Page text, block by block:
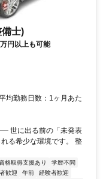
士)
円以上も可能
均勤務日数：1ヶ月あた
る前の「未発表
る希少な環境です。 整
資格取得支援あり
学歴不問
歓迎 午前
経験者歓迎